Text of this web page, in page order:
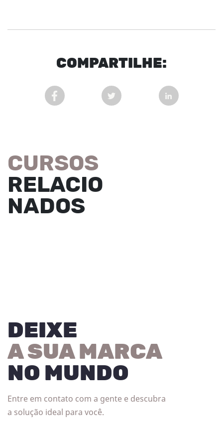
COMPARTILHE:
COMPARTILHAR POST NO FACEBOOK EM NOVA
COMPARTILHAR POST NO
CURSOS
RELACIO
NADOS
DEIXE
A SUA MARCA
NO MUNDO
Entre em contato com a gente e descubra
a solução ideal para você.